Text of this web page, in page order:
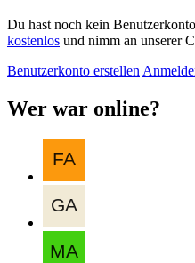
Du hast noch kein
kostenlos und nimm an unserer
Benutzerkonto erstellen
Wer war online?